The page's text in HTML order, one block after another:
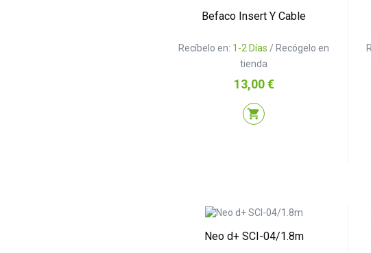
Befaco Insert Y Cable
Recíbelo en: 1-2 Días / Recógelo en
tienda
Precio
13,00 €
shopping_cart
Neo d+ SCI-04/1.8m